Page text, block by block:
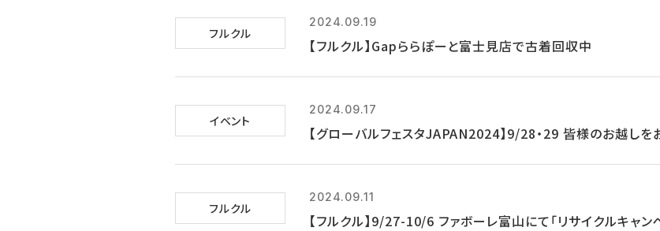
フルクル
2024.09.19
【フルクル】Gapららぽーと富士見店で古着回収中
イベント
2024.09.17
【グローバルフェスタJAPAN2024】9/28・29 皆様のお越しを
フルクル
2024.09.11
【フルクル】9/27-10/6 ファボーレ富山にて「リサイクルキャン